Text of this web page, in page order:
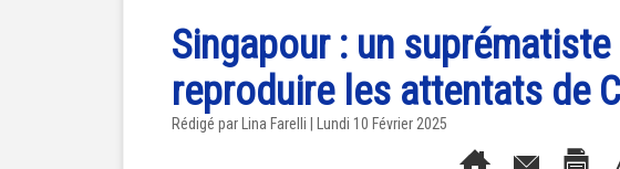
Singapour : un
reproduire les attentats de
Rédigé par Lina Farelli | Lundi 10 Février 2025